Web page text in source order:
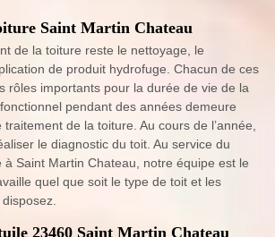
Saint Martin Chateau
de la toiture reste le nettoyage, le
de produit hydrofuge. Chacun de ces
rôles importants pour la durée de vie de la
pendant des années demeure
traitement de la toiture. Au cours de l’année,
le diagnostic du toit. Au service du
Saint Martin Chateau, notre équipe est le
quel que soit le type de toit et les
23460 Saint Martin Chateau